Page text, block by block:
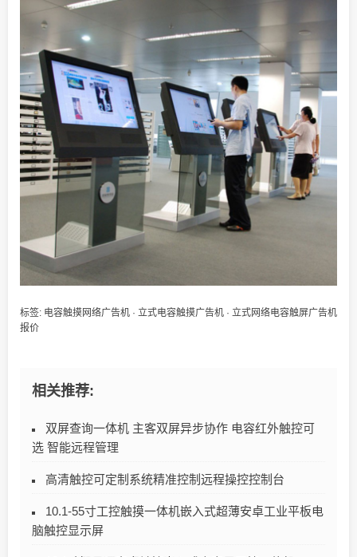
标签: 电容触摸网络广告机 · 立式电容触摸广告机 · 立式网络电容触屏广告机
报价
相关推荐:
双屏查询一体机 主客双屏异步协作 电容红外触控可
选 智能远程管理
高清触控可定制系统精准控制远程操控控制台
10.1-55寸工控触摸一体机嵌入式超薄安卓工业平板电
脑触控显示屏